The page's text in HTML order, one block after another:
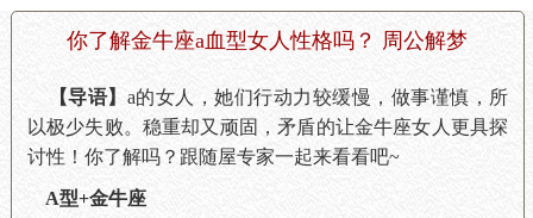
你了解金牛座a血型女人性格吗？ 周公解梦
【导语】 a的女人，她们行动力较缓慢，做事谨慎，所
以极少失败。稳重却又顽固，矛盾的让金牛座女人更具探
讨性！你了解吗？跟随屋专家一起来看看吧~
A型+金牛座